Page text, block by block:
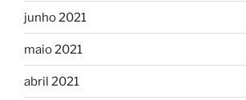
junho 2021
maio 2021
abril 2021